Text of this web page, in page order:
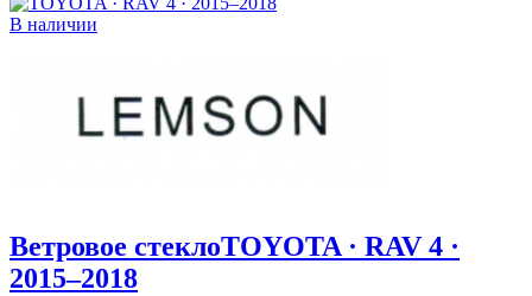
В наличии
Ветровое стеклоTOYOTA · RAV 4 ·
2015–2018